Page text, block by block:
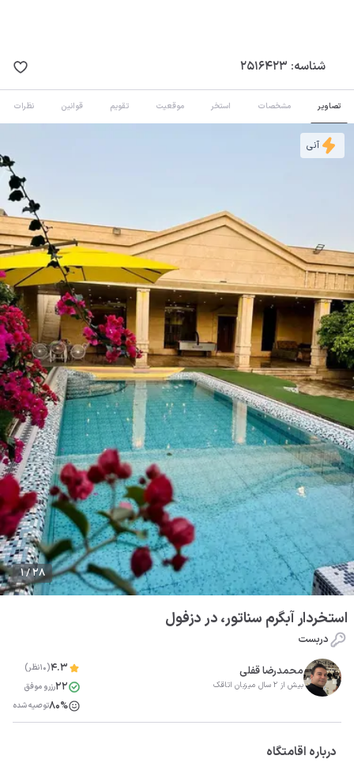
شناسه: 2516423
تصاویر مشخصات استخر موقعیت تقویم قوانین نظرات
1 / 28
آنی
استخردار آبگرم سناتور، در دزفول
دربست
محمدرضا قفلی
بیش از 2 سال میزبان اتاقک
4.3(10نظر)
22رزرو موفق
80%توصیه شده
درباره اقامتگاه